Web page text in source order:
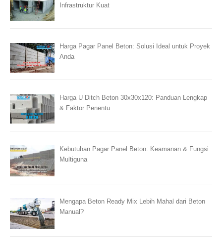
Infrastruktur Kuat
Harga Pagar Panel Beton: Solusi Ideal untuk Proyek
Anda
Harga U Ditch Beton 30x30x120: Panduan Lengkap
& Faktor Penentu
Kebutuhan Pagar Panel Beton: Keamanan & Fungsi
Multiguna
Mengapa Beton Ready Mix Lebih Mahal dari Beton
Manual?